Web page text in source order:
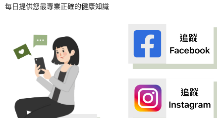
每日提供您最專業正確的健康知識